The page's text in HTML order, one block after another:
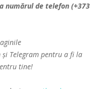
numărul de telefon (+373
și Telegram pentru a fi la
tine!